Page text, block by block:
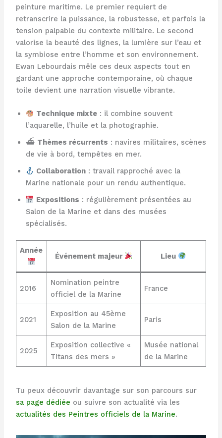
peinture maritime. Le premier requiert de
retranscrire la puissance, la robustesse, et parfois la
tension palpable du contexte militaire. Le second
valorise la beauté des lignes, la lumière sur l’eau et
la symbiose entre l’homme et son environnement.
Ewan Lebourdais mêle ces deux aspects tout en
gardant une approche contemporaine, où chaque
toile devient une narration visuelle vibrante.
Technique mixte : il combine souvent
l’aquarelle, l’huile et la photographie.
⛴ Thèmes récurrents : navires militaires, scènes
de vie à bord, tempêtes en mer.
Collaboration : travail rapproché avec la
Marine nationale pour un rendu authentique.
Expositions : régulièrement présentées au
Salon de la Marine et dans des musées
spécialisés.
Année
Événement majeur Lieu
2016
Nomination peintre
officiel de la Marine
France
2021
Exposition au 45ème
Salon de la Marine
Paris
2025
Exposition collective «
Titans des mers »
Musée national
de la Marine
Tu peux découvrir davantage sur son parcours sur
sa page dédiée ou suivre son actualité via les
actualités des Peintres officiels de la Marine.